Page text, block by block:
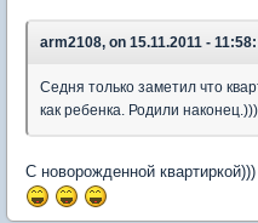
arm2108, on 15.11.2011 - 11:58:
Седня только заметил что
как ребенка. Родили
С новорожденной квартиркой)))